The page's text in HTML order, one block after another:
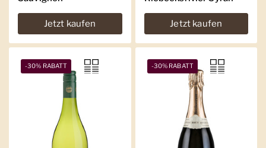
Jetzt kaufen Jetzt kaufen
-30% RABATT -30% RABATT